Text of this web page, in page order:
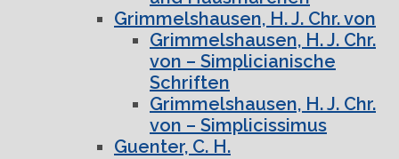
Grimmelshausen, H. J. Chr. von
Grimmelshausen, H. J. Chr.
von – Simplicianische
Schriften
Grimmelshausen, H. J. Chr.
von – Simplicissimus
Guenter, C. H.